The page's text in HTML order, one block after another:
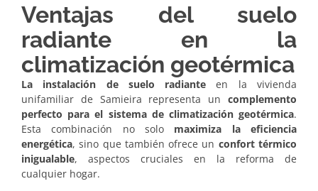
Ventajas del suelo
radiante en la
climatización geotérmica
La instalación de suelo radiante en la vivienda
unifamiliar de Samieira representa un complemento
perfecto para el sistema de climatización geotérmica.
Esta combinación no solo maximiza la eficiencia
energética, sino que también ofrece un confort térmico
inigualable, aspectos cruciales en la reforma de
cualquier hogar.